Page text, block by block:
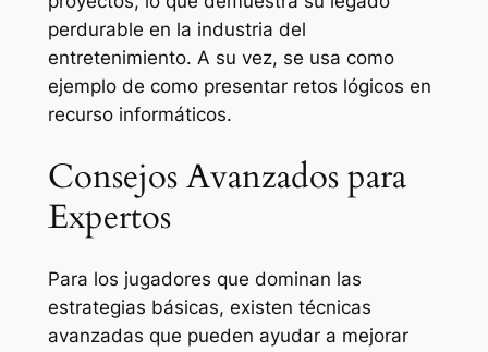
perdurable en la industria del
entretenimiento. A su vez, se usa como
ejemplo de como presentar retos lógicos en
recurso informáticos.
Consejos Avanzados para
Expertos
Para los jugadores que dominan las
estrategias básicas, existen técnicas
avanzadas que pueden ayudar a mejorar